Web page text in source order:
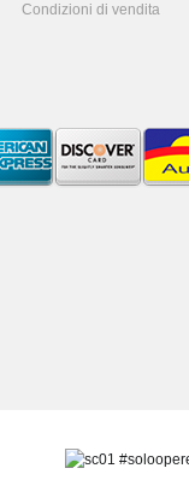
Condizioni di vendita